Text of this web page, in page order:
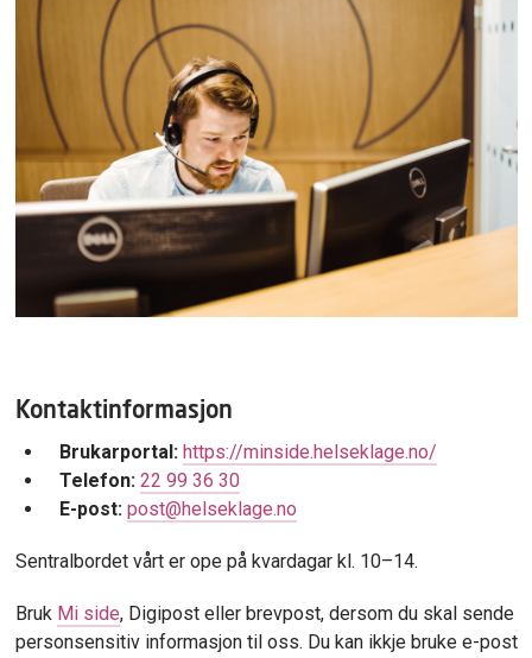
Kontaktinformasjon
Brukarportal: https://minside.helseklage.no/
Telefon: 22 99 36 30
E-post: post@helseklage.no
Sentralbordet vårt er ope på kvardagar kl. 10–14.
Bruk Mi side, Digipost eller brevpost, dersom du skal sende
personsensitiv informasjon til oss. Du kan ikkje bruke e-post